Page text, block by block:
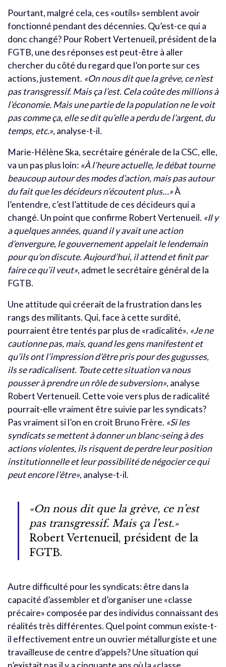
Pourtant, malgré cela, ces «outils» semblent avoir
fonctionné pendant des décennies. Qu’est-ce qui a
donc changé? Pour Robert Vertenueil, président de la
FGTB, une des réponses est peut-être à aller
chercher du côté du regard que l’on porte sur ces
actions, justement. «On nous dit que la grève, ce n’est
pas transgressif. Mais ça l’est. Cela coûte des millions à
l’économie. Mais une partie de la population ne le voit
pas comme ça, elle se dit qu’elle a perdu de l’argent, du
temps, etc.», analyse-t-il.
Marie-Hélène Ska, secrétaire générale de la CSC, elle,
va un pas plus loin: «À l’heure actuelle, le débat tourne
beaucoup autour des modes d’action, mais pas autour
du fait que les décideurs n’écoutent plus…»À
l’entendre, c’est l’attitude de ces décideurs qui a
changé. Un point que confirme Robert Vertenueil. «Il y
a quelques années, quand il y avait une action
d’envergure, le gouvernement appelait le lendemain
pour qu’on discute. Aujourd’hui, il attend et finit par
faire ce qu’il veut», admet le secrétaire général de la
FGTB.
Une attitude qui créerait de la frustration dans les
rangs des militants. Qui, face à cette surdité,
pourraient être tentés par plus de «radicalité». «Je ne
cautionne pas, mais, quand les gens manifestent et
qu’ils ont l’impression d’être pris pour des gugusses,
ils se radicalisent. Toute cette situation va nous
pousser à prendre un rôle de subversion», analyse
Robert Vertenueil. Cette voie vers plus de radicalité
pourrait-elle vraiment être suivie par les syndicats?
Pas vraiment si l’on en croit Bruno Frère. «Si les
syndicats se mettent à donner un blanc-seing à des
actions violentes, ils risquent de perdre leur position
institutionnelle et leur possibilité de négocier ce qui
peut encore l’être», analyse-t-il.
«On nous dit que la grève, ce n’est
pas transgressif. Mais ça l’est.»
Robert Vertenueil, président de la
FGTB.
Autre difficulté pour les syndicats: être dans la
capacité d’assembler et d’organiser une «classe
précaire» composée par des individus connaissant des
réalités très différentes. Quel point commun existe-t-
il effectivement entre un ouvrier métallurgiste et une
travailleuse de centre d’appels? Une situation qui